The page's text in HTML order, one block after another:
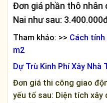
Đơn giá phần thô
Nai như sau:
Tham khảo: >> Cách
m2
Dự Trù Kinh Phí Xây Nhà
Đơn giá thi công giao
yếu tố sau: Diện tích